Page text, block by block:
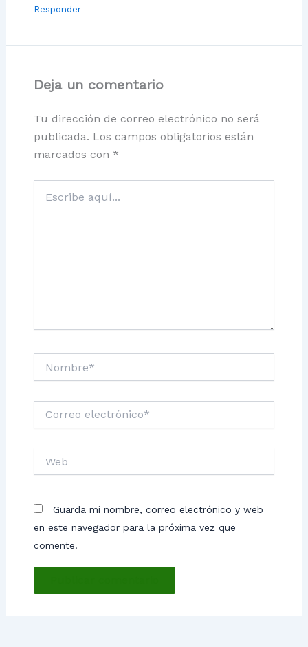
Responder
Deja un comentario
Tu dirección de correo electrónico no será
publicada. Los campos obligatorios están
marcados con *
aquí...
electrónico*
Guarda mi nombre, correo electrónico y web
en este navegador para la próxima vez que
comente.